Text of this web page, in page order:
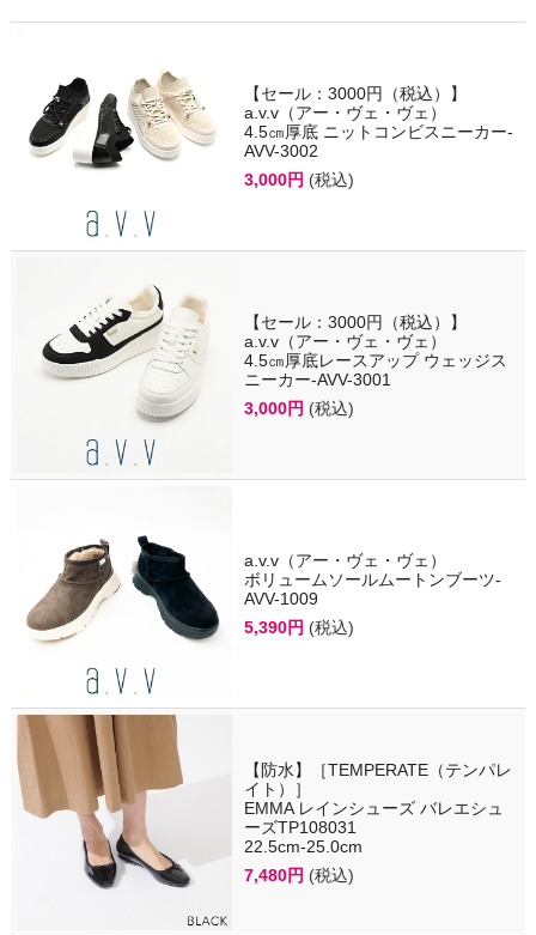
【セール：3000円（税込）】
a.v.v（アー・ヴェ・ヴェ）
4.5㎝厚底 ニットコンビスニーカー-
AVV-3002
3,000円 (税込)
【セール：3000円（税込）】
a.v.v（アー・ヴェ・ヴェ）
4.5㎝厚底レースアップ ウェッジス
ニーカー-AVV-3001
3,000円 (税込)
a.v.v（アー・ヴェ・ヴェ）
ボリュームソールムートンブーツ-
AVV-1009
5,390円 (税込)
【防水】［TEMPERATE（テンパレ
イト）］
EMMA レインシューズ バレエシュ
ーズTP108031
22.5cm-25.0cm
7,480円 (税込)